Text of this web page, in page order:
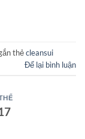
thẻcleansui
Để lại bình luận